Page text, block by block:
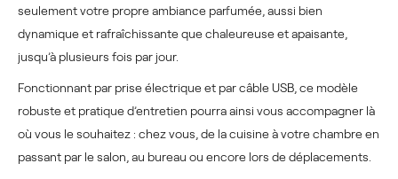
seulement votre propre ambiance parfumée, aussi bien
dynamique et rafraîchissante que chaleureuse et apaisante,
jusqu’à plusieurs fois par jour.
Fonctionnant par prise électrique et par câble USB, ce modèle
robuste et pratique d’entretien pourra ainsi vous accompagner là
où vous le souhaitez : chez vous, de la cuisine à votre chambre en
passant par le salon, au bureau ou encore lors de déplacements.